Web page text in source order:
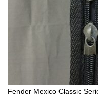
Fender Mexico Classic